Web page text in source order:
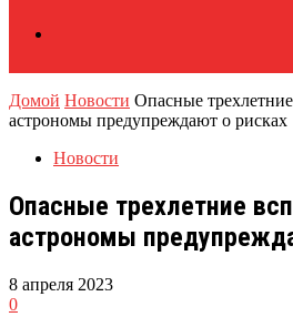
Домой Новости Опасные
астрономы предупреждают о рисках
Новости
Опасные трехлетние
астрономы
8 апреля 2023
0